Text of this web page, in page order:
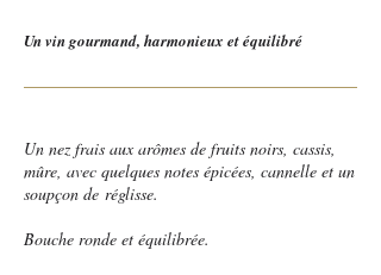
Un vin gourmand, harmonieux et équilibré
Un nez frais aux arômes de fruits noirs, cassis,
mûre, avec quelques notes épicées, cannelle et un
soupçon de réglisse.
Bouche ronde et équilibrée.